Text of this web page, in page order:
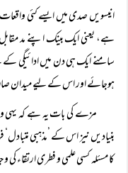
انیسویں صدی میں ایسے کئی واقعات
ہے، یعنی ایک بینک اپنے مد
سامنے ایک ہی دن میں ادائیگی
ہوجائے اور اس کے لیے میدان
مزے کی بات یہ ہے کہ یہی
بنیادیں نیز اس کے ’مذہبی
کا مسئلہ کسی علمی و فطری ارتقاء